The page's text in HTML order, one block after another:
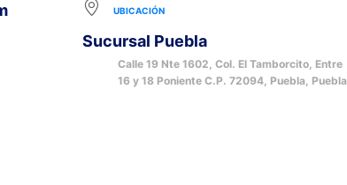
UBICACIÓN
Sucursal Puebla
Calle 19 Nte 1602, Col. El Tamborcito, Entre
16 y 18 Poniente C.P. 72094, Puebla, Puebla